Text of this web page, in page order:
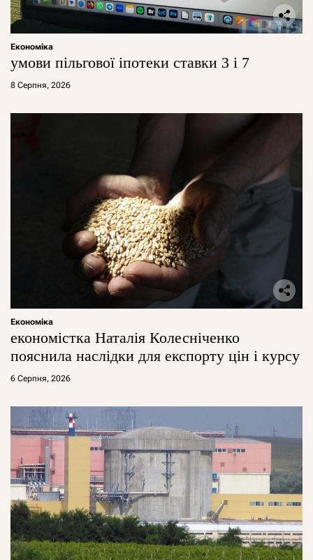
Економіка
умови пільгової іпотеки ставки 3 і 7
8 Серпня, 2026
Економіка
економістка Наталія Колесніченко
пояснила наслідки для експорту цін і курсу
6 Серпня, 2026